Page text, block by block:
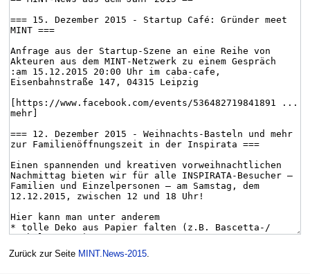
Zurück zur Seite MINT.News-2015.